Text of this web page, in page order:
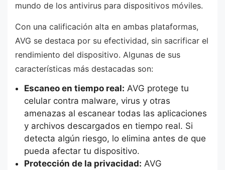
mundo de los antivirus para dispositivos móviles.
Con una calificación alta en ambas plataformas,
AVG se destaca por su efectividad, sin sacrificar el
rendimiento del dispositivo. Algunas de sus
características más destacadas son:
Escaneo en tiempo real: AVG protege tu
celular contra malware, virus y otras
amenazas al escanear todas las aplicaciones
y archivos descargados en tiempo real. Si
detecta algún riesgo, lo elimina antes de que
pueda afectar tu dispositivo.
Protección de la privacidad: AVG